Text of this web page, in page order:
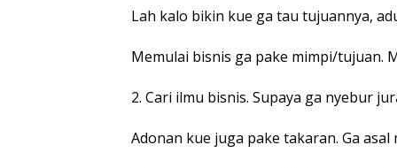
Lah kalo bikin kue ga tau tujuannya,
Memulai bisnis ga pake mimpi/tujuan.
2. Cari ilmu bisnis. Supaya ga nyebur
Adonan kue juga pake takaran. Ga